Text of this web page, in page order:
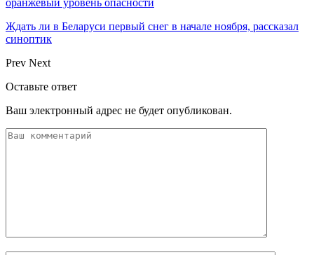
Ждать ли в Беларуси первый снег в начале ноября, рассказал
синоптик
Prev Next
Оставьте ответ
Ваш электронный адрес не будет опубликован.